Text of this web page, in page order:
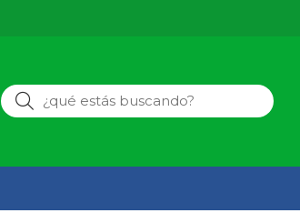
Buscar